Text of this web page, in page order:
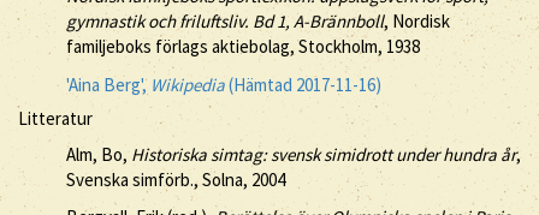
gymnastik och friluftsliv. Bd 1, A-Brännboll, Nordisk
familjeboks förlags aktiebolag, Stockholm, 1938
'Aina Berg', Wikipedia(Hämtad 2017-11-16)
Litteratur
Alm, Bo, Historiska simtag: svensk simidrott under hundra år,
Svenska simförb., Solna, 2004